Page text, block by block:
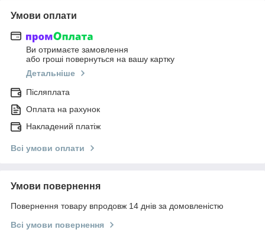
Умови оплати
Ви отримаєте замовлення
або гроші повернуться на вашу картку
Детальніше
Післяплата
Оплата на рахунок
Накладений платіж
Всі умови оплати
Умови повернення
Повернення товару впродовж 14 днів за домовленістю
Всі умови повернення